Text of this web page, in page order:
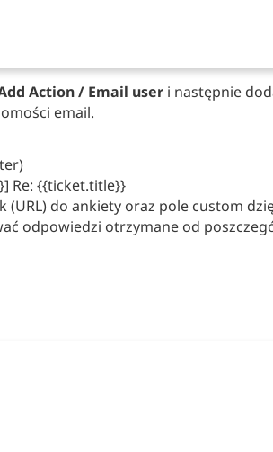
Action / Email user i następnie
email.
Re: {{ticket.title}}
(URL) do ankiety oraz pole custom
odpowiedzi otrzymane od